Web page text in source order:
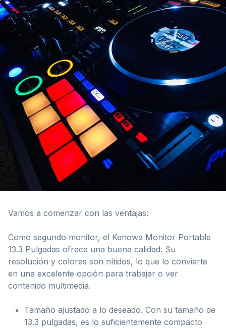
Vamos a comenzar con las ventajas:
Como segundo monitor, el Kenowa Monitor Portable
13.3 Pulgadas ofrece una buena calidad. Su
resolución y colores son nítidos, lo que lo convierte
en una excelente opción para trabajar o ver
contenido multimedia.
Tamaño ajustado a lo deseado. Con su tamaño de
13.3 pulgadas, es lo suficientemente compacto